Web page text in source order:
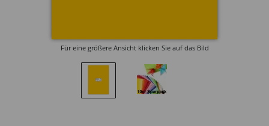
Für eine größere Ansicht klicken Sie auf das Bild